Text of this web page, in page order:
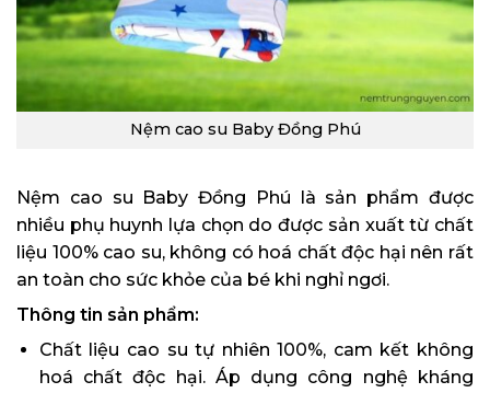
Nệm cao su Baby Đồng Phú
Nệm cao su Baby Đồng Phú là sản phẩm được
nhiều phụ huynh lựa chọn do được sản xuất từ chất
liệu 100% cao su, không có hoá chất độc hại nên rất
an toàn cho sức khỏe của bé khi nghỉ ngơi.
Thông tin sản phẩm:
Chất liệu cao su tự nhiên 100%, cam kết không
hoá chất độc hại. Áp dụng công nghệ kháng